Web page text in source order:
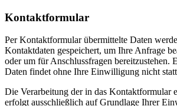
Kontaktformular
Per Kontaktformular übermittelte Daten
Kontaktdaten gespeichert, um Ihre Anfrage
oder um für Anschlussfragen bereitzustehen.
Daten findet ohne Ihre Einwilligung nicht
Die Verarbeitung der in das Kontaktformular
erfolgt ausschließlich auf Grundlage Ihrer